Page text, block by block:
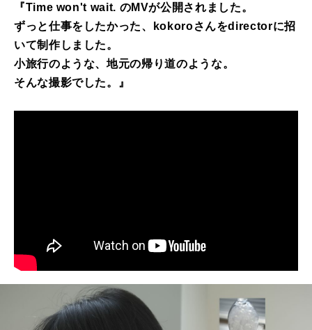
『Time won't wait. のMVが公開されました。
ずっと仕事をしたかった、kokoroさんをdirectorに招
いて制作しました。
小旅行のような、地元の帰り道のような。
そんな撮影でした。』